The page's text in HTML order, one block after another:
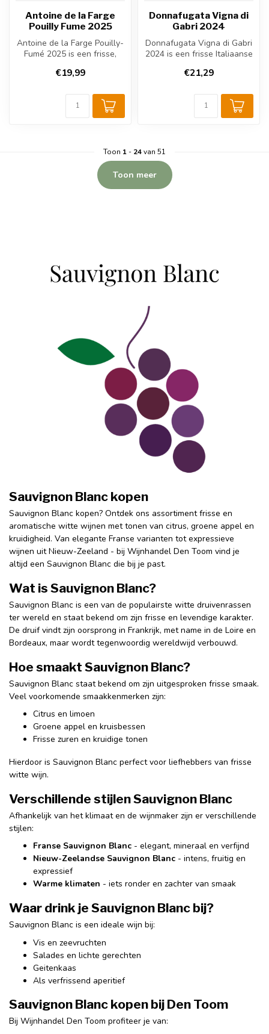
Antoine de la Farge
Pouilly Fume 2025
Antoine de la Farge Pouilly-
Fumé 2025 is een frisse,
€19,99
Donnafugata Vigna di
Gabri 2024
Donnafugata Vigna di Gabri
2024 is een frisse Italiaanse
€21,29
Toon 1- 24van 51
Toon meer
Sauvignon Blanc kopen
Sauvignon Blanc kopen? Ontdek ons assortiment frisse en
aromatische witte wijnen met tonen van citrus, groene appel en
kruidigheid. Van elegante Franse varianten tot expressieve
wijnen uit Nieuw-Zeeland - bij Wijnhandel Den Toom vind je
altijd een Sauvignon Blanc die bij je past.
Wat is Sauvignon Blanc?
Sauvignon Blanc is een van de populairste witte druivenrassen
ter wereld en staat bekend om zijn frisse en levendige karakter.
De druif vindt zijn oorsprong in Frankrijk, met name in de Loire en
Bordeaux, maar wordt tegenwoordig wereldwijd verbouwd.
Hoe smaakt Sauvignon Blanc?
Sauvignon Blanc staat bekend om zijn uitgesproken frisse smaak.
Veel voorkomende smaakkenmerken zijn:
Citrus en limoen
Groene appel en kruisbessen
Frisse zuren en kruidige tonen
Hierdoor is Sauvignon Blanc perfect voor liefhebbers van frisse
witte wijn.
Verschillende stijlen Sauvignon Blanc
Afhankelijk van het klimaat en de wijnmaker zijn er verschillende
stijlen:
Franse Sauvignon Blanc - elegant, mineraal en verfijnd
Nieuw-Zeelandse Sauvignon Blanc - intens, fruitig en
expressief
Warme klimaten - iets ronder en zachter van smaak
Waar drink je Sauvignon Blanc bij?
Sauvignon Blanc is een ideale wijn bij:
Vis en zeevruchten
Salades en lichte gerechten
Geitenkaas
Als verfrissend aperitief
Sauvignon Blanc kopen bij Den Toom
Bij Wijnhandel Den Toom profiteer je van: